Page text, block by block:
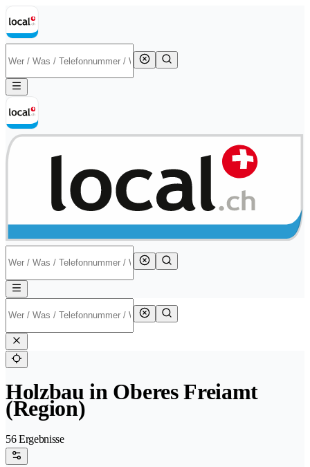
Holzbau in Oberes Freiamt
(Region)
56 Ergebnisse